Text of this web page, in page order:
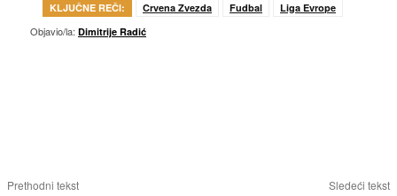
KLJUČNE REČI:
Crvena Zvezda Fudbal Liga Evrope
Objavio/la: Dimitrije Radić
Prethodni tekst Sledeći tekst